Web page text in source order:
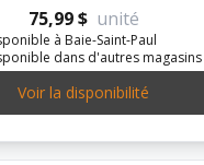
75,99 $ unité
à Baie-Saint-Paul
dans d'autres magasins
Voir la disponibilité